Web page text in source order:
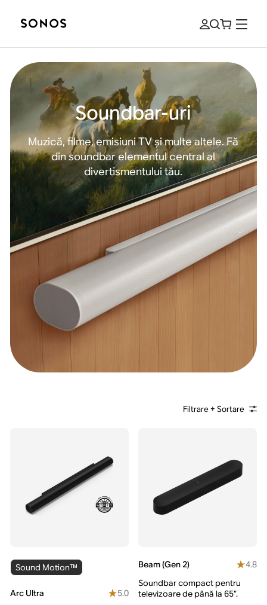
Soundbar-uri
Muzică, filme, emisiuni TV și multe altele. Fă
din soundbar elementul central al
divertismentului tău.
Filtrare + Sortare
Sound Motion™
Arc Ultra
5.0
Beam (Gen 2)
4.8
Soundbar compact pentru
televizoare de până la 65”.